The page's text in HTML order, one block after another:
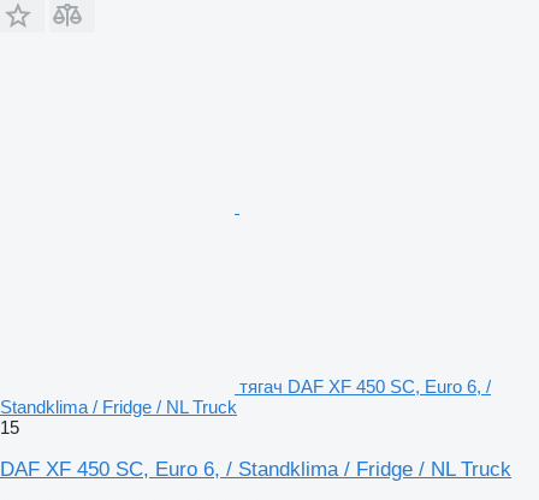
тягач DAF XF 450 SC, Euro 6, /
Standklima / Fridge / NL Truck
15
DAF XF 450 SC, Euro 6, / Standklima / Fridge / NL Truck